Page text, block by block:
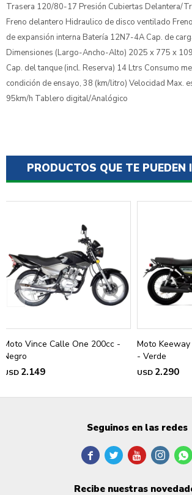
Trasera 120/80-17 Presión Cubiertas Delantera/
Freno delantero Hidraulico de disco ventilado
de expansión interna Batería 12N7-4A Cap. de
Dimensiones (Largo-Ancho-Alto) 2025 x 775 x
Cap. del tanque (incl. Reserva) 14 Ltrs Consumo
condición de ensayo, 38 (km/litro) Velocidad Max.
95km/h Tablero digital/Analógico
PRODUCTOS QUE TE PUEDEN
Moto Vince Calle One 200cc -
Negro
USD 2.149
Moto
- Verde
USD 2.290
Seguinos en las redes
    
Recibe nuestras